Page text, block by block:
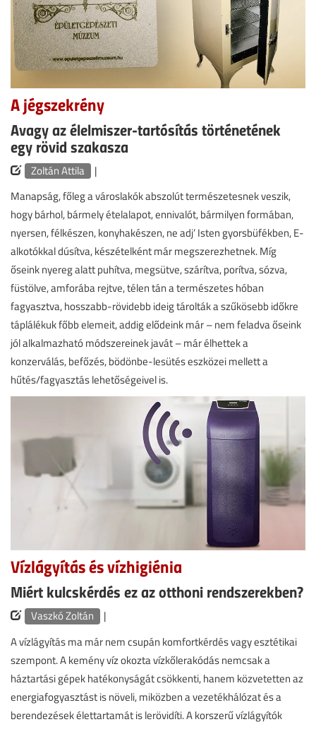
A jégszekrény
Avagy az élelmiszer-tartósítás történetének
egy rövid szakasza
Zoltán Attila
|
Manapság, főleg a városlakók abszolút természetesnek veszik,
hogy bárhol, bármely ételalapot, ennivalót, bármilyen formában,
nyersen, félkészen, konyhakészen, ne adj’ Isten gyorsbüfékben, E-
alkotókkal dúsítva, készételként már megszerezhetnek. Míg
őseink nyereg alatt puhítva, megsütve, szárítva, porítva, sózva,
füstölve, amforába rejtve, télen tán a természetes hóban
fagyasztva, hosszabb-rövidebb ideig tárolták a szűkösebb időkre
táplálékuk főbb elemeit, addig elődeink már – nem feladva őseink
jól alkalmazható módszereinek javát – már élhettek a
konzerválás, befőzés, bödönbe-lesütés eszközei mellett a
hűtés/fagyasztás lehetőségeivel is.
Vízlágyítás és vízhigiénia
Miért kulcskérdés ez az otthoni rendszerekben?
Vaszkó Zoltán
|
A vízlágyítás ma már nem csupán komfortkérdés vagy esztétikai
szempont. A kemény víz okozta vízkőlerakódás nemcsak a
háztartási gépek hatékonyságát csökkenti, hanem közvetetten az
energiafogyasztást is növeli, miközben a vezetékhálózat és a
berendezések élettartamát is lerövidíti. A korszerű vízlágyítók